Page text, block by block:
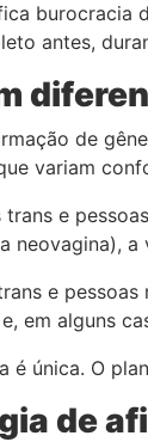
burocracia
antes,
de
variam
trans e
neovagina),
e
em alguns
é única. O
de